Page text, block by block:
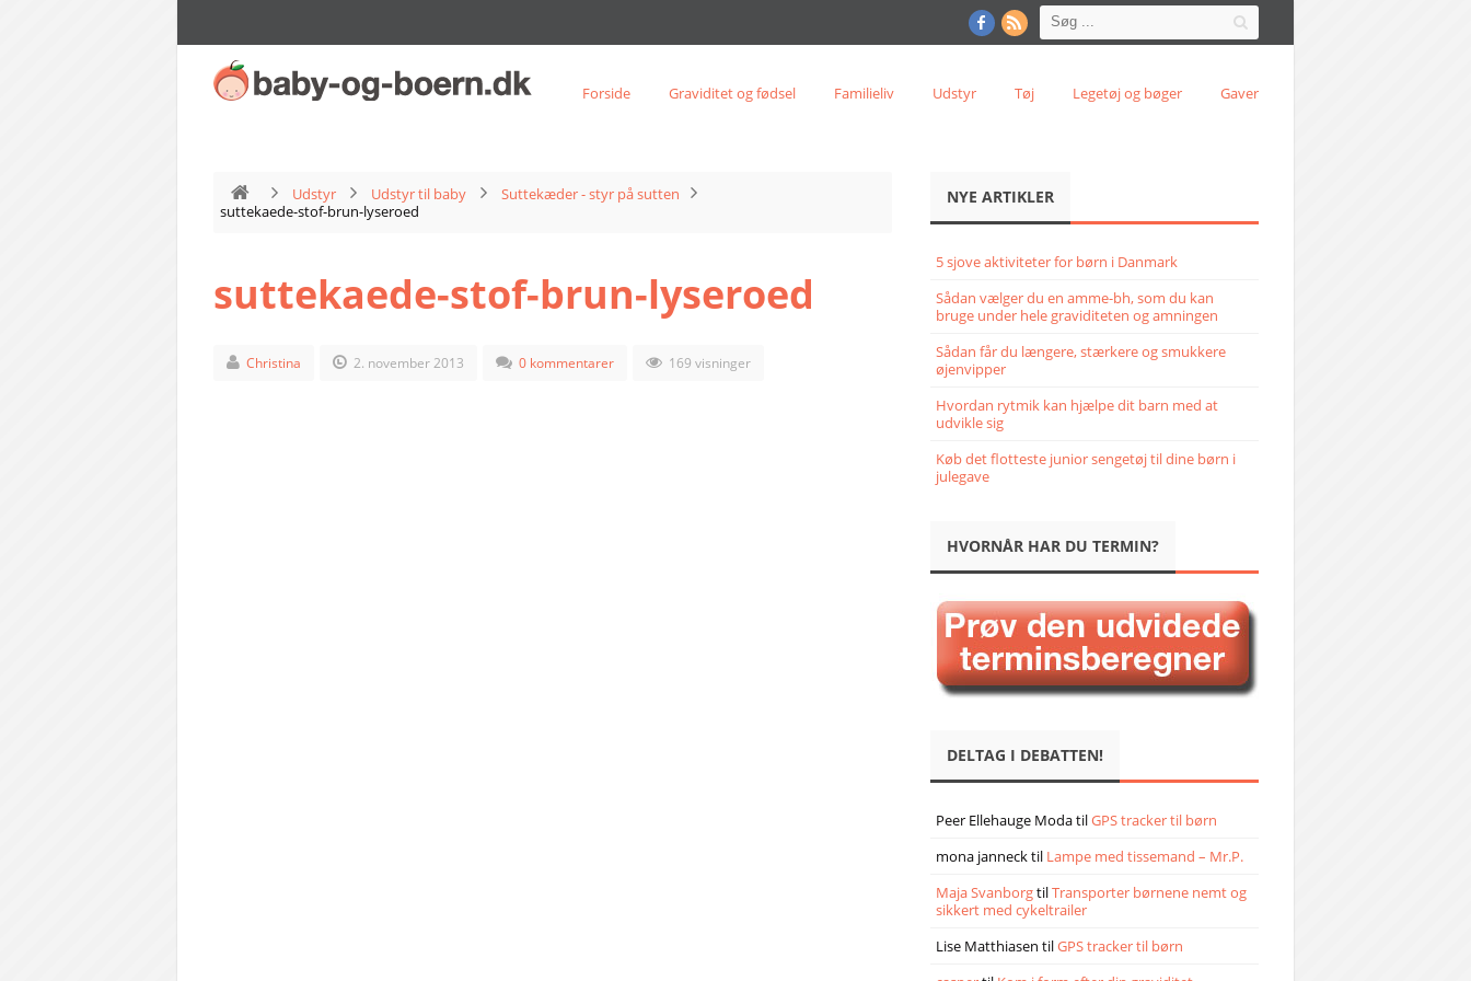
Forside Graviditet og fødsel Familieliv Udstyr Tøj Legetøj og bøger Gaver
Udstyr Udstyr til baby
Suttekæder - styr på sutten
suttekaede-stof-brun-lyseroed
suttekaede-stof-brun-lyseroed
Christina 2. november 2013 0 kommentarer 169 visninger
NYE ARTIKLER
5 sjove aktiviteter for børn i Danmark
Sådan vælger du en amme-bh, som du kan
bruge under hele graviditeten og amningen
Sådan får du længere, stærkere og smukkere
øjenvipper
Hvordan rytmik kan hjælpe dit barn med at
udvikle sig
Køb det flotteste junior sengetøj til dine børn i
julegave
HVORNÅR HAR DU TERMIN?
DELTAG I DEBATTEN!
Peer Ellehauge ModatilGPS tracker til børn
mona jannecktil Lampe med tissemand – Mr.P.
Maja SvanborgtilTransporter børnene nemt og
sikkert med cykeltrailer
Lise Matthiasen tilGPS tracker til børn